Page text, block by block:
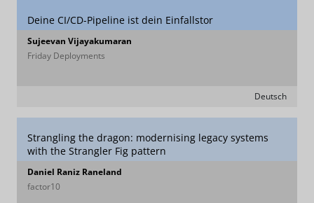
Deine CI/CD-Pipeline ist dein Einfallstor
Sujeevan Vijayakumaran
Friday Deployments
Deutsch
Strangling the dragon: modernising legacy systems
with the Strangler Fig pattern
Daniel Raniz Raneland
factor10